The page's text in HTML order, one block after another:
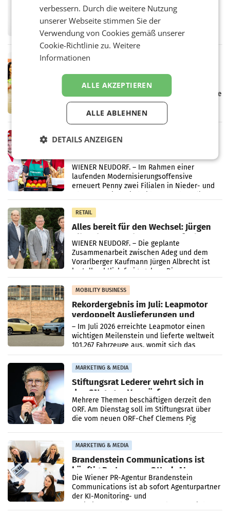
überraschend viel Gewinn
UNTERFÖHRING/MAILAND/AMSTERDAM. Der
Fernsehkonzern ProSiebenSat.1 hat im
Frühjahr dank Kostensenkungen operativ
wieder Gewinn gemacht und die
Markterwartung deutlich übertroffen.
RETAIL
Eine Bühne für Zirkularität: ARA und
Müller informieren am POS über
Über den gesamten August hinweg rücken die
Altstoff Recycling Austria AG (ARA) und der
Handelskonzern Müller die Initiative
„Kreislauf-Helden“ in allen österreichischen
Ober- und Niederösterreich
WIENER NEUDORF. – Im Rahmen einer
laufenden Modernisierungsoffensive
erneuert Penny zwei Filialen in Nieder- und
RETAIL
Alles bereit für den Wechsel: Jürgen
Albrecht setzt ab 1.1.2027 auf Adeg
WIENER NEUDORF. – Die geplante
Zusammenarbeit zwischen Adeg und dem
Vorarlberger Kaufmann Jürgen Albrecht ist
kartellrechtlich freigegeben: Die
Bundeswettbewerbsbehörde und der
Bundeskartellanwalt
MOBILITY BUSINESS
Rekordergebnis im Juli: Leapmotor
verdoppelt Auslieferungen und
überschreitet die 100.000er-Marke
– Im Juli 2026 erreichte Leapmotor einen
wichtigen Meilenstein und lieferte weltweit
101.267 Fahrzeuge aus, womit sich das
Ergebnis gegenüber Juli 2025 mehr als
verdoppelte (+102
MARKETING & MEDIA
Stiftungsrat Lederer wehrt sich in
den SN gegen Vorwürfe
Mehrere Themen beschäftigen derzeit den
ORF. Am Dienstag soll im Stiftungsrat über
die vom neuen ORF-Chef Clemens Pig
MARKETING & MEDIA
Brandenstein Communications ist
künftig Partner von OtterlyAI
Die Wiener PR-Agentur Brandenstein
Communications ist ab sofort Agenturpartner
der KI-Monitoring- und
verbessern. Durch die weitere Nutzung
unserer Webseite stimmen Sie der
Verwendung von Cookies gemäß unserer
Cookie-Richtlinie zu.Weitere
Informationen
ALLE AKZEPTIEREN
ALLE ABLEHNEN
DETAILS ANZEIGEN